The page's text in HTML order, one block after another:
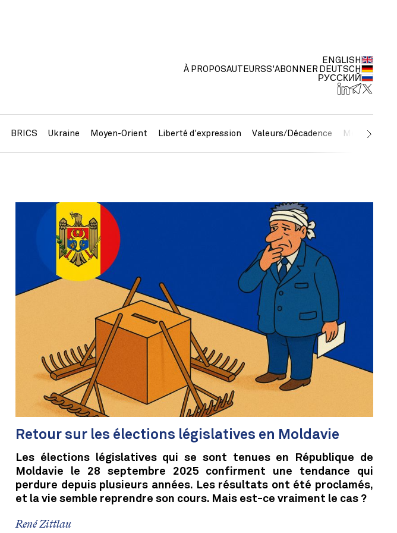
À PROPOSAUTEURSS'ABONNER
ENGLISH
DEUTSCH
РУССКИЙ
BRICS Ukraine Moyen-Orient Liberté d'expression Valeurs/Décadence Métaux
Retour sur les élections législatives en Moldavie
Les élections législatives qui se sont tenues en République de
Moldavie le 28 septembre 2025 confirment une tendance qui
perdure depuis plusieurs années. Les résultats ont été proclamés,
et la vie semble reprendre son cours. Mais est-ce vraiment le cas ?
René Zittlau